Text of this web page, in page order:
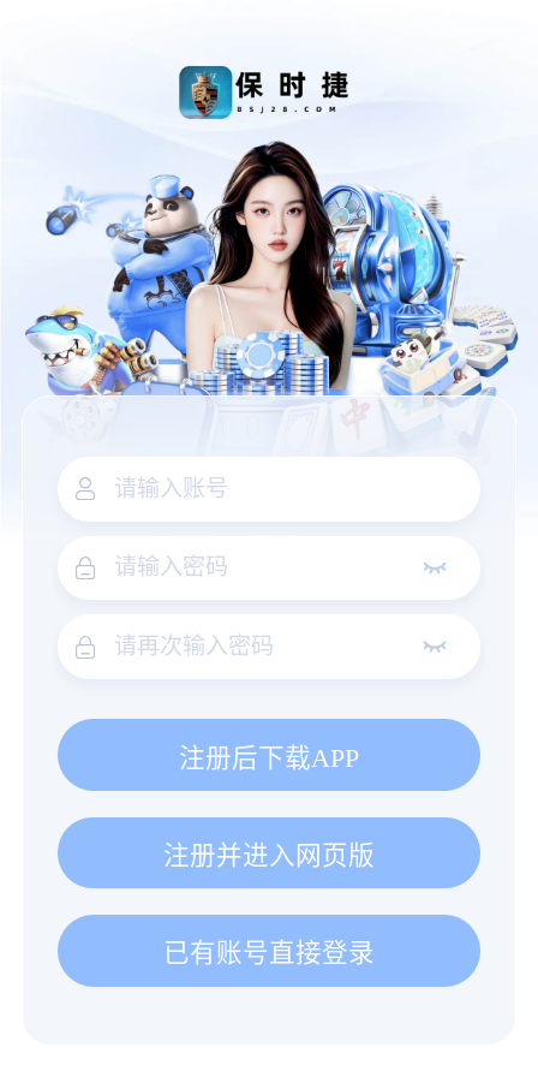
注册后下载APP
注册并进入网页版
已有账号直接登录